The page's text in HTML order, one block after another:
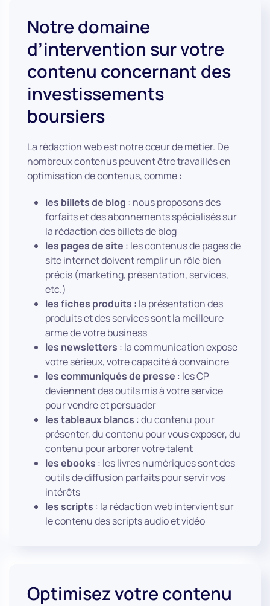
Notre domaine
d’intervention sur votre
contenu concernant des
investissements
boursiers
La rédaction web est notre cœur de métier. De
nombreux contenus peuvent être travaillés en
optimisation de contenus, comme :
les billets de blog : nous proposons des
forfaits et des abonnements spécialisés sur
la rédaction des billets de blog
les pages de site : les contenus de pages de
site internet doivent remplir un rôle bien
précis (marketing, présentation, services,
etc.)
les fiches produits : la présentation des
produits et des services sont la meilleure
arme de votre business
les newsletters : la communication expose
votre sérieux, votre capacité à convaincre
les communiqués de presse : les CP
deviennent des outils mis à votre service
pour vendre et persuader
les tableaux blancs : du contenu pour
présenter, du contenu pour vous exposer, du
contenu pour arborer votre talent
les ebooks : les livres numériques sont des
outils de diffusion parfaits pour servir vos
intérêts
les scripts : la rédaction web intervient sur
le contenu des scripts audio et vidéo
Optimisez votre contenu